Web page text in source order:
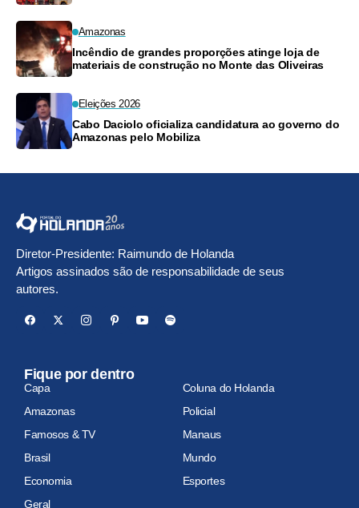
Amazonas
Incêndio de grandes proporções atinge loja de
materiais de construção no Monte das Oliveiras
Eleições 2026
Cabo Daciolo oficializa candidatura ao governo do
Amazonas pelo Mobiliza
Diretor-Presidente: Raimundo de Holanda
Artigos assinados são de responsabilidade de seus
autores.
Fique por dentro
Capa
Coluna do Holanda
Amazonas
Policial
Famosos & TV
Manaus
Brasil
Mundo
Economia
Esportes
Geral